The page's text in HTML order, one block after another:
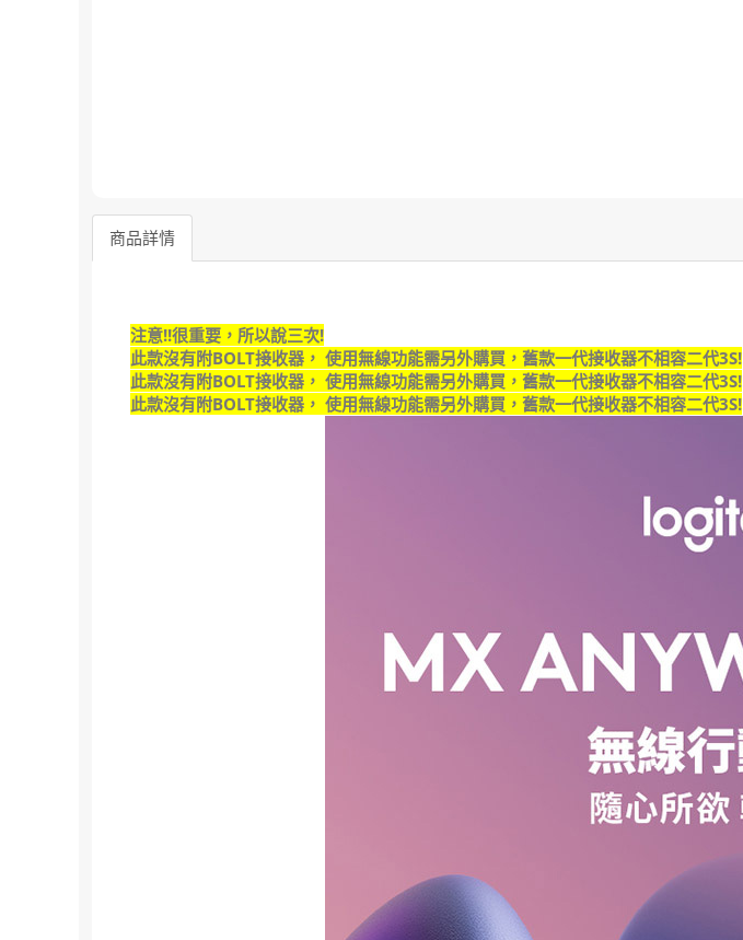
商品詳情
注意!!很重要，所以說三次!
此款沒有附BOLT接收器， 使用無線功能需另外購買，舊款一代接收器不相容二代3S!
此款沒有附BOLT接收器， 使用無線功能需另外購買，舊款一代接收器不相容二代3S!
此款沒有附BOLT接收器， 使用無線功能需另外購買，舊款一代接收器不相容二代3S!